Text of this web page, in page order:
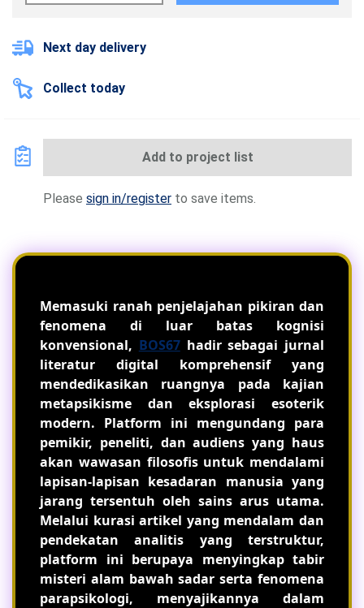
Next day delivery
Collect today
Add to project list
Please sign in/register to save items.
Memasuki ranah penjelajahan pikiran dan
fenomena di luar batas kognisi
konvensional, BOS67hadir sebagai jurnal
literatur digital komprehensif yang
mendedikasikan ruangnya pada kajian
metapsikisme dan eksplorasi esoterik
modern. Platform ini mengundang para
pemikir, peneliti, dan audiens yang haus
akan wawasan filosofis untuk mendalami
lapisan-lapisan kesadaran manusia yang
jarang tersentuh oleh sains arus utama.
Melalui kurasi artikel yang mendalam dan
pendekatan analitis yang terstruktur,
platform ini berupaya menyingkap tabir
misteri alam bawah sadar serta fenomena
parapsikologi, menyajikannya dalam